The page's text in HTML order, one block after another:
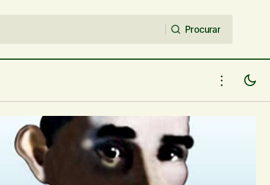
Procurar
O canto que vem da alma de Luiza
Miranda